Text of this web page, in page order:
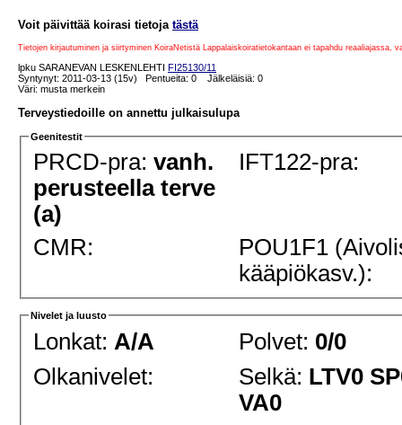
Voit päivittää koirasi tietoja tästä
Tietojen kirjautuminen ja siirtyminen KoiraNetistä Lappalaiskoiratietokantaan ei tapahdu
lpku SARANEVAN LESKENLEHTI FI25130/11
Syntynyt: 2011-03-13 (15v) Pentueita: 0 Jälkeläisiä: 0
Väri: musta merkein
Terveystiedoille on annettu julkaisulupa
Geenitestit
PRCD-pra:vanh.
perusteella terve
(a)
IFT122-pra:
CMR:
POU1F1
kääpiökasv.):
Nivelet ja luusto
Lonkat: A/A Polvet: 0/0
Olkanivelet:
Selkä: LTV0
VA0